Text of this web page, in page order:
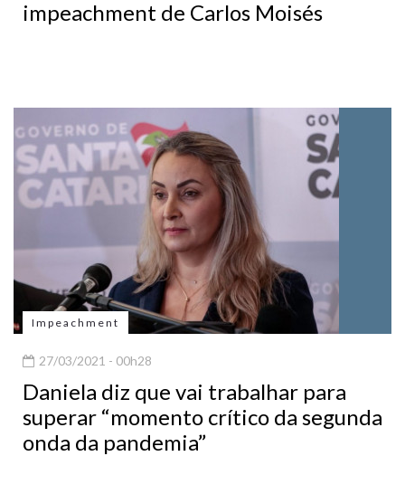
impeachment de Carlos Moisés
Impeachment
27/03/2021 - 00h28
Daniela diz que vai trabalhar para
superar “momento crítico da segunda
onda da pandemia”